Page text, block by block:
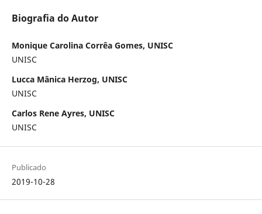
Biografia do Autor
Monique Carolina Corrêa Gomes, UNISC
UNISC
Lucca Mânica Herzog, UNISC
UNISC
Carlos Rene Ayres, UNISC
UNISC
Publicado
2019-10-28